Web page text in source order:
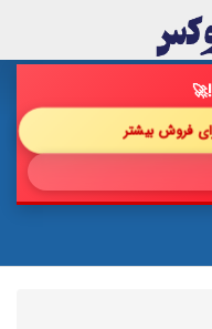
🚀
فروش بیشتر